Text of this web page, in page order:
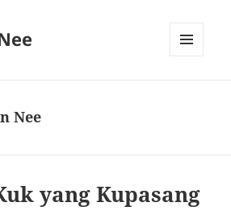
Nee
yang Kupasang